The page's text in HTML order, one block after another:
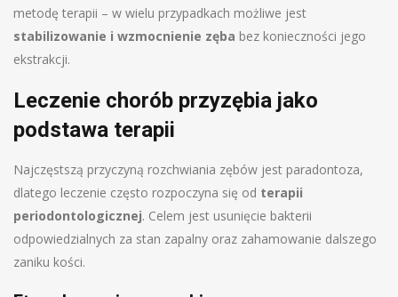
metodę terapii – w wielu przypadkach możliwe jest
stabilizowanie i wzmocnienie zęba bez konieczności jego
ekstrakcji.
Leczenie chorób przyzębia jako
podstawa terapii
Najczęstszą przyczyną rozchwiania zębów jest paradontoza,
dlatego leczenie często rozpoczyna się od terapii
periodontologicznej. Celem jest usunięcie bakterii
odpowiedzialnych za stan zapalny oraz zahamowanie dalszego
zaniku kości.